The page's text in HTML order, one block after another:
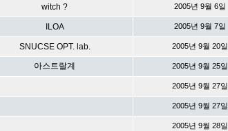
witch ? 2005년 9월 6일
ILOA 2005년 9월 7일
SNUCSE OPT. lab. 2005년 9월 20일
아스트랄계 2005년 9월 25일
2005년 9월 27일
2005년 9월 27일
2005년 9월 28일